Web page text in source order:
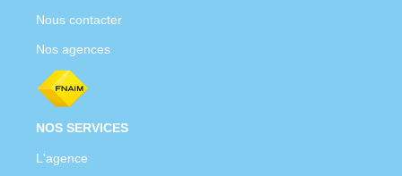
Nous contacter
Nos agences
NOS SERVICES
L'agence